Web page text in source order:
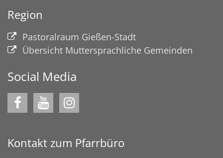
Region
Pastoralraum Gießen-Stadt
Übersicht Muttersprachliche Gemeinden
Social Media
Kontakt zum Pfarrbüro